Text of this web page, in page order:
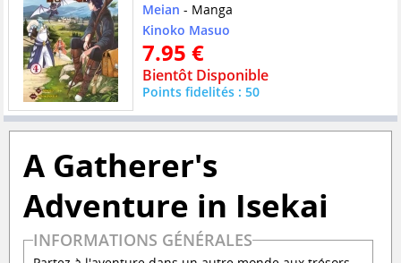
Meian - Manga
Kinoko Masuo
7.95 €
Bientôt Disponible
Points fidelités : 50
A Gatherer's
Adventure in Isekai
INFORMATIONS GÉNÉRALES